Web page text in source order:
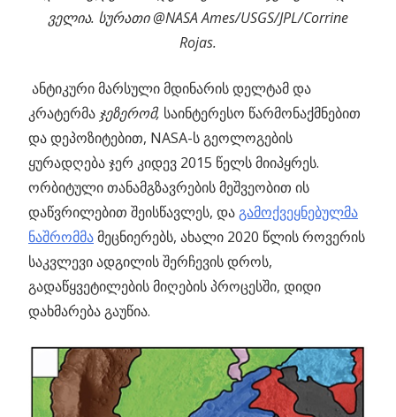
ველია. სურათი @NASA Ames/USGS/JPL/Corrine
Rojas.
ანტიკური მარსული მდინარის დელტამ და
კრატერმა ჯეზერომ, საინტერესო წარმონაქმნებით
და დეპოზიტებით, NASA-ს გეოლოგების
ყურადღება ჯერ კიდევ 2015 წელს მიიპყრეს.
ორბიტული თანამგზავრების მეშვეობით ის
დაწვრილებით შეისწავლეს, დაგამოქვეყნებულმა
ნაშრომმამეცნიერებს, ახალი 2020 წლის როვერის
საკვლევი ადგილის შერჩევის დროს,
გადაწყვეტილების მიღების პროცესში, დიდი
დახმარება გაუწია.